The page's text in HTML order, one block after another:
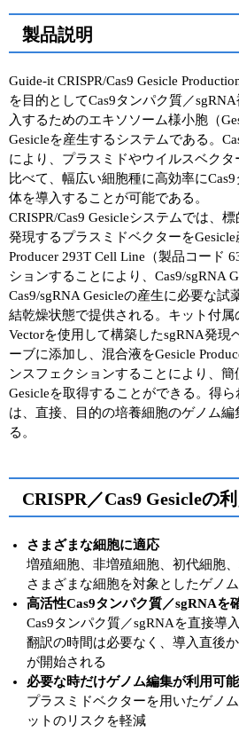
製品説明
Guide-it CRISPR/Cas9 Gesicle
を目的としてCas9タンパク質／
入するためのエキソソーム様小胞（
Gesicleを産生するシステムである。
により、プラスミドやウイルスベクタ
比べて、幅広い細胞種に高効率に
体を導入することが可能である。
CRISPR/Cas9 Gesicleシステムでは、
発現するプラスミドベクターをGesicle
Producer 293T Cell Line（製品コード
ションすることにより、Cas9/sgRNA
Cas9/sgRNA Gesicleの産生に必要な試
結乾燥状態で提供される。キット付属
Vectorを使用して構築したsgRNA発現
ーブに添加し、混合液をGesicle
ンスフェクションすることにより、簡
Gesicleを取得することができる。得ら
は、直接、目的の培養細胞のゲノム
る。
CRISPR／Cas9 Gesicleの
さまざまな細胞に適応
増殖細胞、非増殖細胞、初代細胞
さまざまな細胞を対象としたゲノ
高活性Cas9タンパク質／sgRNAを
Cas9タンパク質／sgRNAを直接導
翻訳の時間は必要なく、導入直後
が開始される
必要な時だけゲノム編集が利用可能
プラスミドベクターを用いたゲノ
ットのリスクを軽減